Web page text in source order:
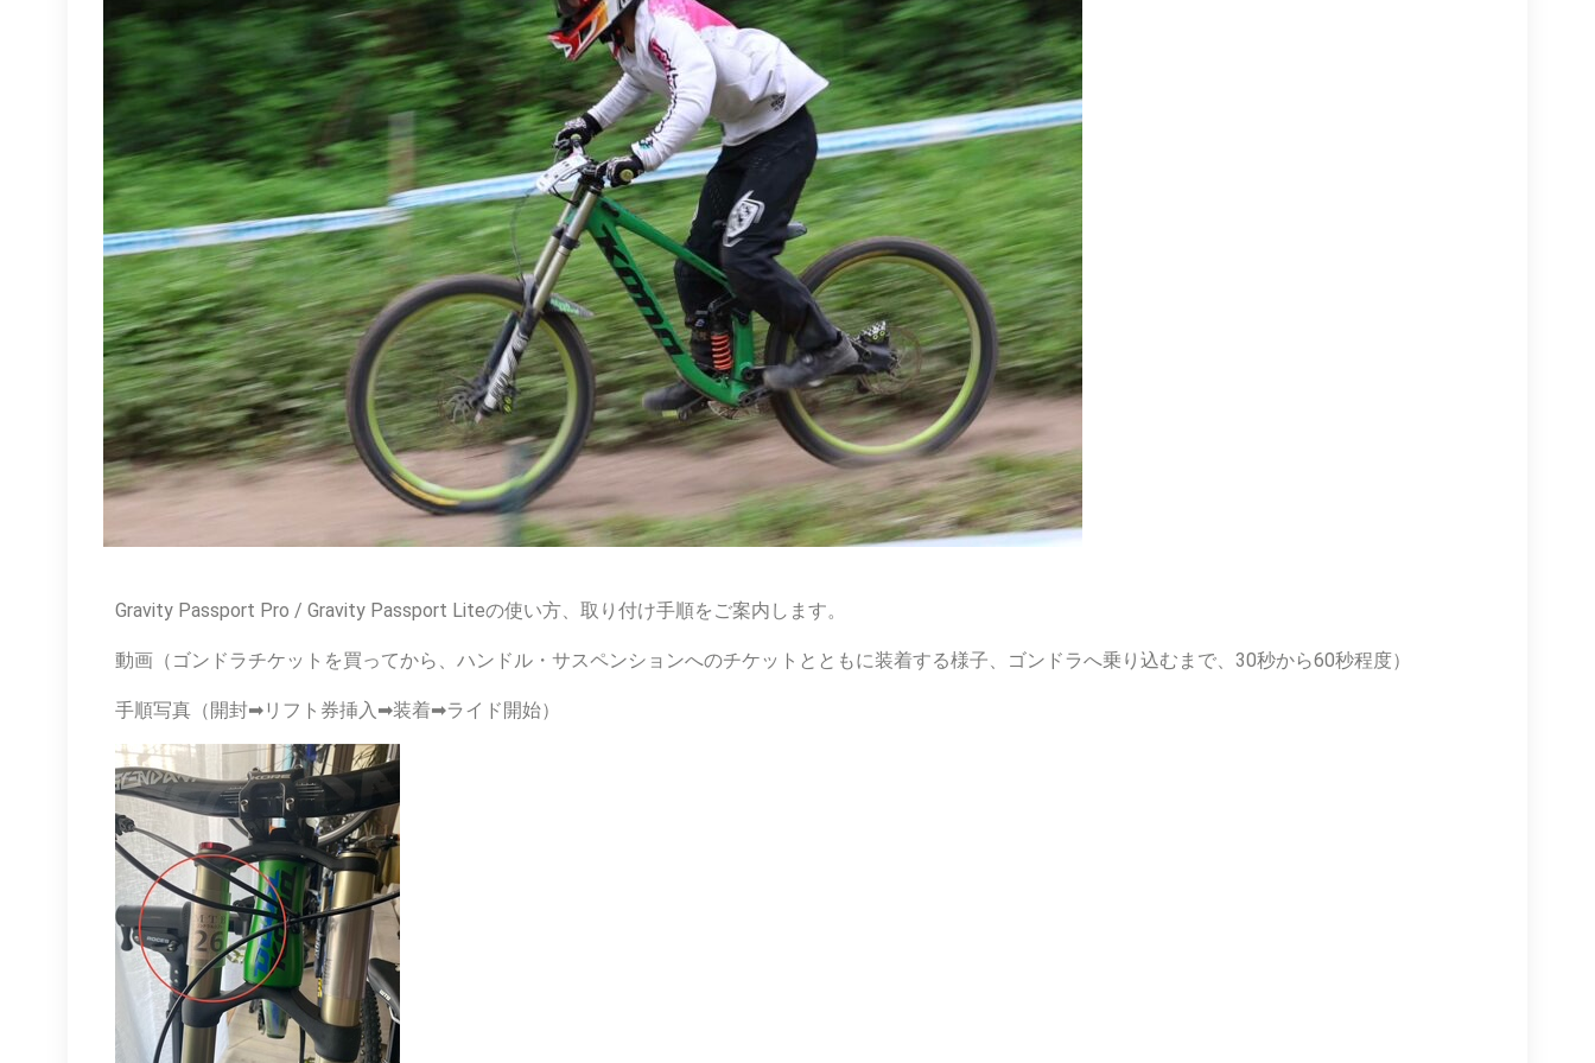
Gravity Passport Pro / Gravity Passport Liteの使い方、取り付け手順をご案内します。
動画（ゴンドラチケットを買ってから、ハンドル・サスペンションへのチケットとともに装着する様子、ゴンドラへ乗り込むまで、30秒から60秒程度）
手順写真（開封➡リフト券挿入➡装着➡ライド開始）